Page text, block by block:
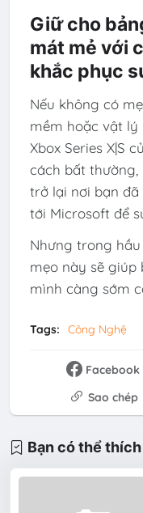
Giữ cho
mát mẻ với
khắc phục
Nếu không có
mềm hoặc vật
Xbox Series X|S
cách bất
trở lại nơi bạn đã
tới Microsoft để
Nhưng trong
mẹo này sẽ giúp
mình càng sớm
Tags: Công Nghệ
Facebook
Sao chép
Bạn có thể thích